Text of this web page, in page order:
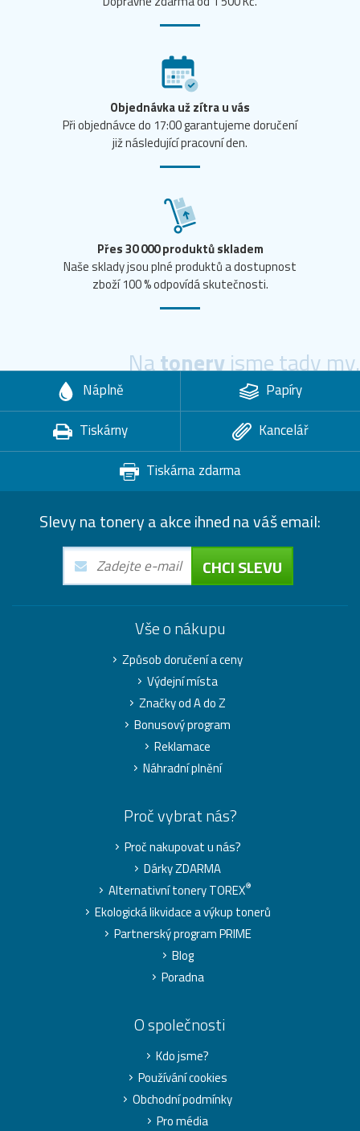
Objednávka už zítra u vás
Při objednávce do 17:00 garantujeme doručení
již následující pracovní den.
Přes 30 000 produktů skladem
Naše sklady jsou plné produktů a dostupnost
zboží 100 % odpovídá skutečnosti.
Natoneryjsme tady my.
Náplně
Papíry
Tiskárny
Kancelář
Tiskárna zdarma
Slevy na tonery a akce ihned na váš email:
CHCI SLEVU
Vše o nákupu
Způsob doručení a ceny
Výdejní místa
Značky od A do Z
Bonusový program
Reklamace
Náhradní plnění
Proč vybrat nás?
Proč nakupovat u nás?
Dárky ZDARMA
Alternativní tonery TOREX®
Ekologická likvidace a výkup tonerů
Partnerský program PRIME
Blog
Poradna
O společnosti
Kdo jsme?
Používání cookies
Obchodní podmínky
Pro média